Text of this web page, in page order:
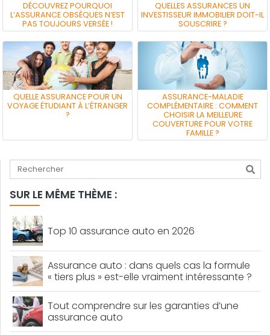
DÉCOUVREZ POURQUOI
L’ASSURANCE OBSÈQUES N’EST
PAS TOUJOURS VERSÉE !
QUELLES ASSURANCES UN
INVESTISSEUR IMMOBILIER DOIT-IL
SOUSCRIRE ?
QUELLE ASSURANCE POUR UN
VOYAGE ÉTUDIANT À L’ÉTRANGER
?
ASSURANCE-MALADIE
COMPLÉMENTAIRE : COMMENT
CHOISIR LA MEILLEURE
COUVERTURE POUR VOTRE
FAMILLE ?
Tapez votre recherche
SUR LE MÊME THÈME :
Top 10 assurance auto en 2026
Assurance auto : dans quels cas la formule
« tiers plus » est-elle vraiment intéressante ?
Tout comprendre sur les garanties d’une
assurance auto